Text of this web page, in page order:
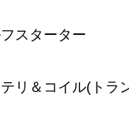
スターター
リ＆コイル(トラ